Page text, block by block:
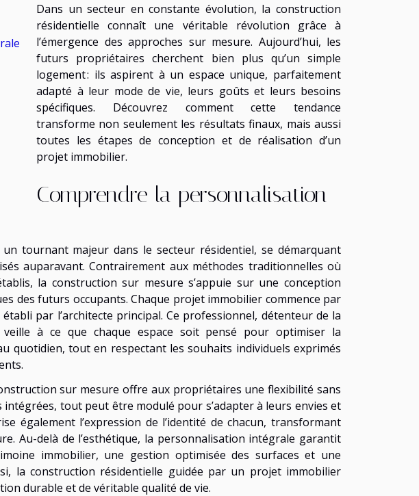
Dans un secteur en constante évolution, la construction
résidentielle connaît une véritable révolution grâce à
l’émergence des approches sur mesure. Aujourd’hui, les
futurs propriétaires cherchent bien plus qu’un simple
logement : ils aspirent à un espace unique, parfaitement
adapté à leur mode de vie, leurs goûts et leurs besoins
spécifiques. Découvrez comment cette tendance
transforme non seulement les résultats finaux, mais aussi
toutes les étapes de conception et de réalisation d’un
projet immobilier.
Comprendre la personnalisation
tournant majeur dans le secteur résidentiel, se démarquant
auparavant. Contrairement aux méthodes traditionnelles où
la construction sur mesure s’appuie sur une conception
des futurs occupants. Chaque projet immobilier commence par
par l’architecte principal. Ce professionnel, détenteur de la
à ce que chaque espace soit pensé pour optimiser la
quotidien, tout en respectant les souhaits individuels exprimés
sur mesure offre aux propriétaires une flexibilité sans
tout peut être modulé pour s’adapter à leurs envies et
également l’expression de l’identité de chacun, transformant
Au-delà de l’esthétique, la personnalisation intégrale garantit
immobilier, une gestion optimisée des surfaces et une
la construction résidentielle guidée par un projet immobilier
durable et de véritable qualité de vie.